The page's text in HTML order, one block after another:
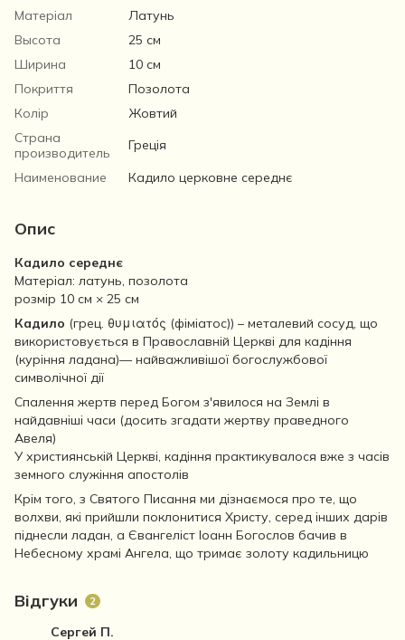
Матеріал
Латунь
Высота
25 см
Ширина
10 см
Покриття
Позолота
Колір
Жовтий
Страна
производитель
Греція
Наименование
Кадило церковне середнє
Опис
Кадило середнє
Матеріал: латунь, позолота
розмір 10 см × 25 см
Кадило (грец. θυμιατός (фіміатос)) – металевий сосуд, що
використовується в Православній Церкві для кадіння
(куріння ладана)— найважливішої богослужбової
символічної дії
Спалення жертв перед Богом з'явилося на Землі в
найдавніші часи (досить згадати жертву праведного
Авеля)
У християнській Церкві, кадіння практикувалося вже з часів
земного служіння апостолів
Крім того, з Святого Писання ми дізнаємося про те, що
волхви, які прийшли поклонитися Христу, серед інших дарів
піднесли ладан, а Євангеліст Іоанн Богослов бачив в
Небесному храмі Ангела, що тримає золоту кадильницю
Відгуки 2
Сергей П.